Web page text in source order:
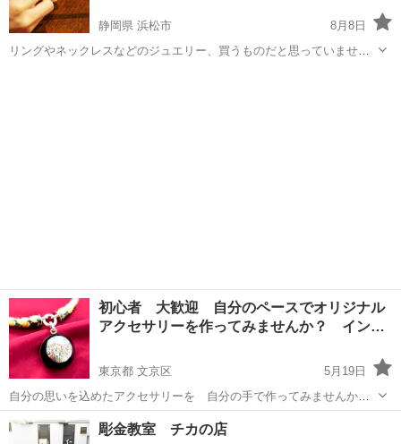
静岡県 浜松市
8月8日
リングやネックレスなどのジュエリー、買うものだと思っていません
初心者 大歓迎 自分のペースでオリジナル
アクセサリーを作ってみませんか？ イン…
東京都 文京区
5月19日
自分の思いを込めたアクセサリーを 自分の手で作ってみませんか？
アクセサリーを作るには いろいろな方法があります。 どんな方法で
作っても 自分だけのアクセサリーができます。 とりあえず何かを作
東京 文京区 彫金
彫金教室 チカの店